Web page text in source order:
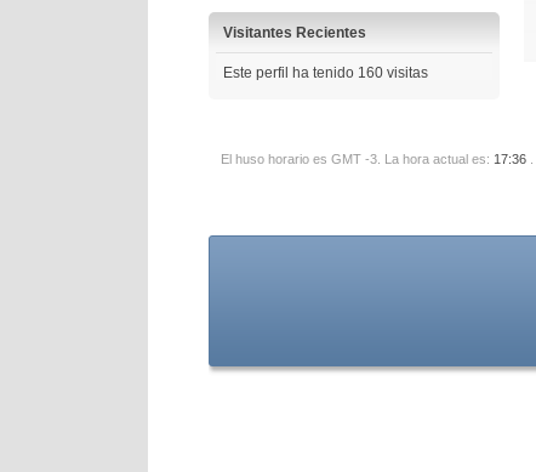
Visitantes Recientes
Este perfil ha tenido 160 visitas
El huso horario es GMT -3. La hora actual es: 17:36